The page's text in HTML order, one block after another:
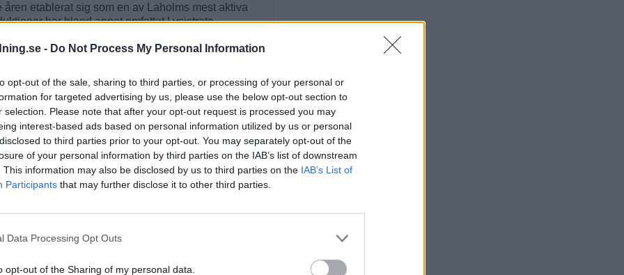
- Do Not Process My Personal Information
opt-out of the sale, sharing to third parties, or processing of your personal or
for targeted advertising by us, please use the below opt-out section to
selection. Please note that after your opt-out request is processed you may
interest-based ads based on personal information utilized by us or personal
to third parties prior to your opt-out. You may separately opt-out of the
of your personal information by third parties on the IAB’s list of downstream
This information may also be disclosed by us to third parties on the IAB’s List of
Participants that may further disclose it to other third parties.
Data Processing Opt Outs
opt-out of the Sharing of my personal data.
åren etablerat sig som en av Laholms mest aktiva
har bland annat omfattat Lysistrate,
av En midsommarnattsdröm.
har pågått under större delen av året. Audition
i mars.
Landberg.
särskilda utmaningar.
blir fint väder. Man hade önskat att vi hade kunnat
få fint väder nu.
väntar de sista intensiva veckorna med
premiären.
i Laholms stadspark som blir spelplats.
när det regnar. Men vi har klarat oss bra hittills,